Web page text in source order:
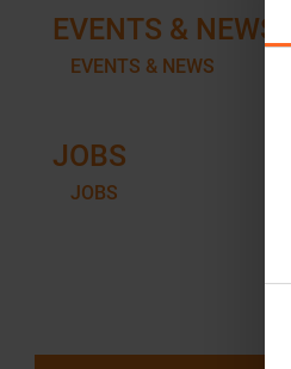
EVENTS & NEWS
EVENTS & NEWS
JOBS
JOBS